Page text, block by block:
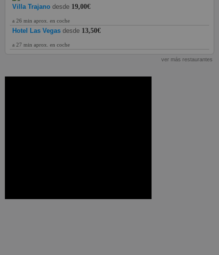
Villa Trajano desde 19,00€
a 26 min aprox. en coche
Hotel Las Vegas desde 13,50€
a 27 min aprox. en coche
ver más restaurantes